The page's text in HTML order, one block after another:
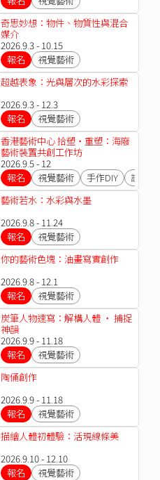
奇思妙想：物件、物質性與混合
媒介
2026.9.3 - 10.15
報名
視覺藝術
超越表象：光與層次的水彩探索
2026.9.3 - 12.3
報名
視覺藝術
香港藝術中心 拾塑・重塑：海廢
藝術裝置共創工作坊
2026.9.5 - 12
報名
視覺藝術 手作DIY
設計
藝術若水：水彩與水墨
2026.9.8 - 11.24
報名
視覺藝術
你的藝術色塊：油畫寫實創作
2026.9.8 - 12.1
報名
視覺藝術
炭筆人物速寫：解構人體 ‧ 捕捉
神韻
2026.9.9 - 11.18
報名
視覺藝術
陶俑創作
2026.9.9 - 11.18
報名
視覺藝術
描繪人體初體驗：活現線條美
2026.9.10 - 12.10
報名
視覺藝術